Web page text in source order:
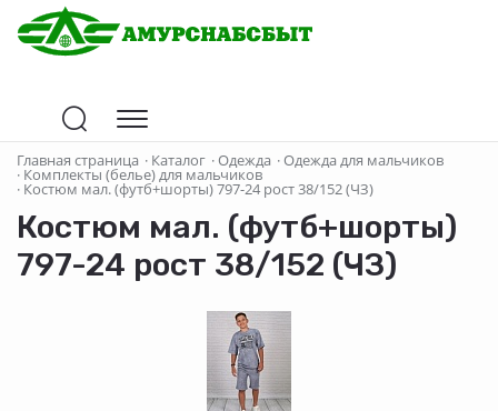
Главная страница · Каталог ·Одежда ·Одежда для мальчиков
· Комплекты (белье) для мальчиков
· Костюм мал. (футб+шорты) 797-24 рост 38/152 (ЧЗ)
Костюм мал. (футб+шорты)
797-24 рост 38/152 (ЧЗ)